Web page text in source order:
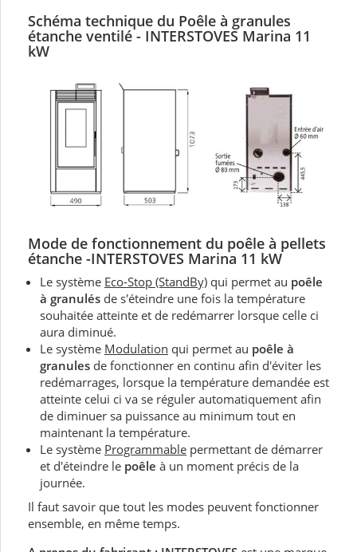
Schéma technique du Poêle à granules
étanche ventilé - INTERSTOVES Marina 11
kW
Mode de fonctionnement du poêle à pellets
étanche -INTERSTOVES Marina 11 kW
Le système Eco-Stop (StandBy) qui permet au poêle
à granulés de s'éteindre une fois la température
souhaitée atteinte et de redémarrer lorsque celle ci
aura diminué.
Le système Modulation qui permet au poêle à
granules de fonctionner en continu afin d'éviter les
redémarrages, lorsque la température demandée est
atteinte celui ci va se réguler automatiquement afin
de diminuer sa puissance au minimum tout en
maintenant la température.
Le système Programmable permettant de démarrer
et d'éteindre le poêle à un moment précis de la
journée.
Il faut savoir que tout les modes peuvent fonctionner
ensemble, en même temps.